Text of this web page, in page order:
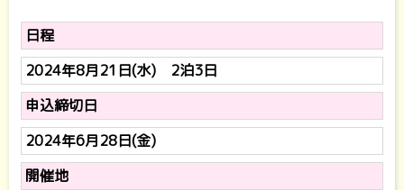
日程
2024年8月21日(水) 2泊3日
申込締切日
2024年6月28日(金)
開催地